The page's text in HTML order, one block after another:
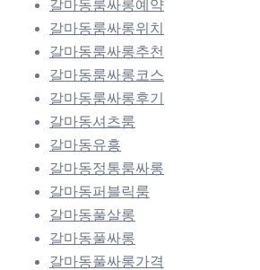
갈마동룸싸롱예약
갈마동룸싸롱위치
갈마동룸싸롱추천
갈마동룸싸롱코스
갈마동룸싸롱후기
갈마동셔츠룸
갈마동유흥
갈마동정통룸싸롱
갈마동퍼블릭룸
갈마동풀살롱
갈마동풀싸롱
갈마동풀싸롱가격